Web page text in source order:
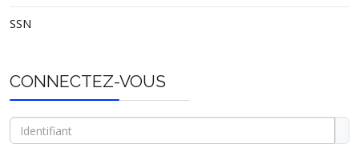
SSN
CONNECTEZ-VOUS
Identifiant